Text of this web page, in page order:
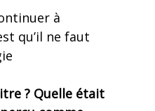
à
qu’il ne faut
? Quelle était